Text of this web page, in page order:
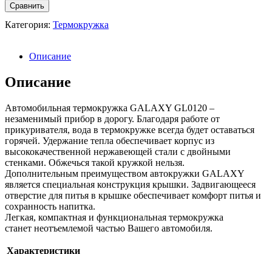
Сравнить
Категория: Термокружка
Описание
Описание
Автомобильная термокружка GALAXY GL0120 –
незаменимый прибор в дорогу. Благодаря работе от
прикуривателя, вода в термокружке всегда будет оставаться
горячей. Удержание тепла обеспечивает корпус из
высококачественной нержавеющей стали с двойными
стенками. Обжечься такой кружкой нельзя.
Дополнительным преимуществом автокружки GALAXY
является специальная конструкция крышки. Задвигающееся
отверстие для питья в крышке обеспечивает комфорт питья и
сохранность напитка.
Легкая, компактная и функциональная термокружка
станет неотъемлемой частью Вашего автомобиля.
Характеристики